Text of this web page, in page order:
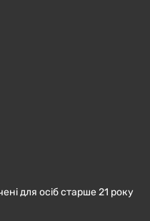
для осіб старше 21 року